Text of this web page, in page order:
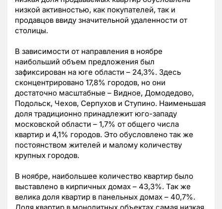
низкой активностью, как покупателей, так и
продавцов ввиду значительной удаленности от
столицы.
В зависимости от направления в ноябре
наибольший объем предложения был
зафиксирован на юге области – 24,3%. Здесь
сконцентрировано 17,8% городов, но они
достаточно масштабные – Видное, Домодедово,
Подольск, Чехов, Серпухов и Ступино. Наименьшая
доля традиционно принадлежит юго-западу
московской области – 1,7% от общего числа
квартир и 4,1% городов. Это обусловлено так же
постоянством жителей и малому количеству
крупных городов.
В ноябре, наибольшее количество квартир было
выставлено в кирпичных домах – 43,3%. Так же
велика доля квартир в панельных домах – 40,7%.